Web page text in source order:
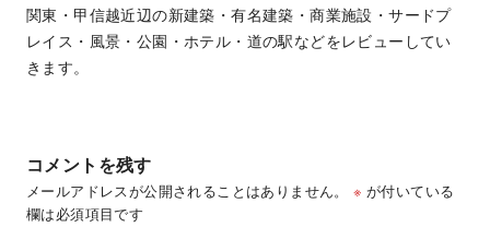
関東・甲信越近辺の新建築・有名建築・商業施設・サードプ
レイス・風景・公園・ホテル・道の駅などをレビューしてい
きます。
コメントを残す
メールアドレスが公開されることはありません。 ※ が付いている
欄は必須項目です